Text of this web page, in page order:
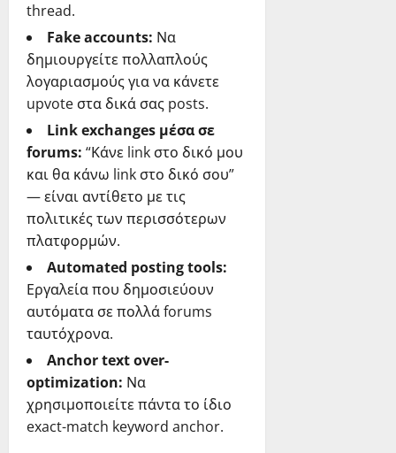
thread.
Fake accounts: Να
δημιουργείτε πολλαπλούς
λογαριασμούς για να κάνετε
upvote στα δικά σας posts.
Link exchanges μέσα σε
forums: “Κάνε link στο δικό μου
και θα κάνω link στο δικό σου”
— είναι αντίθετο με τις
πολιτικές των περισσότερων
πλατφορμών.
Automated posting tools:
Εργαλεία που δημοσιεύουν
αυτόματα σε πολλά forums
ταυτόχρονα.
Anchor text over-
optimization: Να
χρησιμοποιείτε πάντα το ίδιο
exact-match keyword anchor.